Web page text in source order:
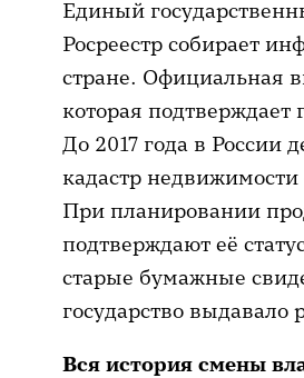
Как
На что
Что делать с
Полезные
Единый
Росреестр собирает
стране. Официальная
которая
До 2017 года в России
кадастр
При планировании
подтверждают её
старые бумажные
государство выдавало
Вся история смены